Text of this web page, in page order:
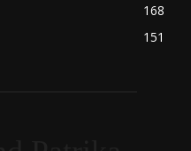
168
151